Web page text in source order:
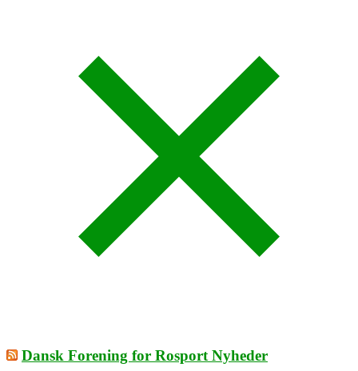
Dansk Forening for Rosport Nyheder